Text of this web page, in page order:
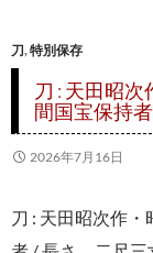
刀,特別保存
刀 : 天田昭
間国宝保持者
2026年7月16日
刀 : 天田昭次作